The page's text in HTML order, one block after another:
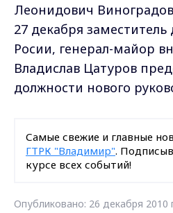
Леонидович
27 декабря
Росии, генерал-майор
Владислав Цатуров
должности нового
Самые свежие и главные
ГТРК "Владимир".
курсе всех событий!
Опубликовано: 26 декабря 2010